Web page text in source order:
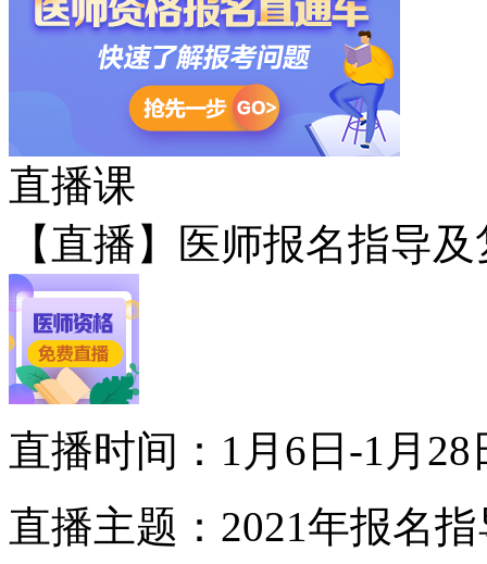
直播课
【直播】医师报名指导
直播时间：1月6日-1月28
直播主题：2021年报名